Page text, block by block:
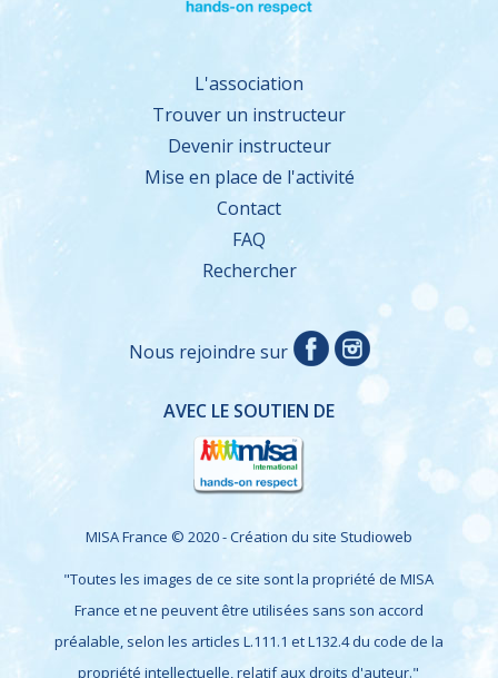
L'association
Trouver un instructeur
Devenir instructeur
Mise en place de l'activité
Contact
FAQ
Rechercher
Nous rejoindre sur
AVEC LE SOUTIEN DE
MISA France © 2020 - Création du site Studioweb
"Toutes les images de ce site sont la propriété de MISA
France et ne peuvent être utilisées sans son accord
préalable, selon les articles L.111.1 et L132.4 du code de la
propriété intellectuelle, relatif aux droits d'auteur."